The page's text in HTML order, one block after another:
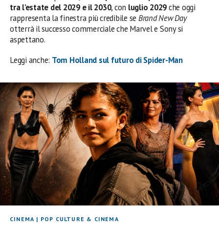
tra l’estate del 2029 e il 2030, con luglio 2029che oggi
rappresenta la finestra più credibile se Brand New Day
otterrà il successo commerciale che Marvel e Sony si
aspettano.
Leggi anche: Tom Holland sul futuro di Spider-Man
CINEMA | POP CULTURE & CINEMA